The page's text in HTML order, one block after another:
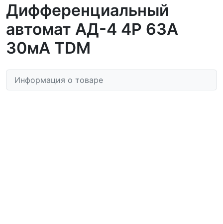
Дифференциальный
автомат АД-4 4Р 63А
30мА TDM
Информация о товаре